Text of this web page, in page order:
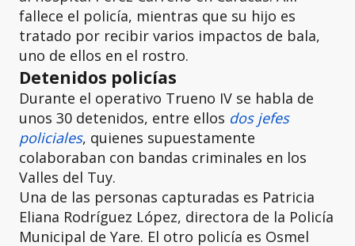
fallece el policía, mientras que su hijo es
tratado por recibir varios impactos de bala,
uno de ellos en el rostro.
Detenidos policías
Durante el operativo Trueno IV se habla de
unos 30 detenidos, entre ellos dos jefes
policiales, quienes supuestamente
colaboraban con bandas criminales en los
Valles del Tuy.
Una de las personas capturadas es Patricia
Eliana Rodríguez López, directora de la Policía
Municipal de Yare. El otro policía es Osmel